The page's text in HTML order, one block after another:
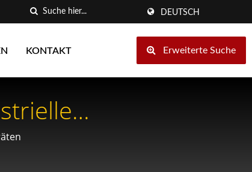
DEUTSCH
KONTAKT Erweiterte Suche